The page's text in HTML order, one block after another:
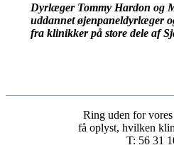
Dyrlæger Tommy Hardon og
uddannet øjenpaneldyrlæger
fra klinikker på store dele af
Ring uden for
få oplyst, hvilken
T: 56 31